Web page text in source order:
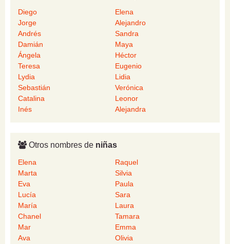
Diego
Elena
Jorge
Alejandro
Andrés
Sandra
Damián
Maya
Ángela
Héctor
Teresa
Eugenio
Lydia
Lidia
Sebastián
Verónica
Catalina
Leonor
Inés
Alejandra
Otros nombres de niñas
Elena
Raquel
Marta
Silvia
Eva
Paula
Lucía
Sara
María
Laura
Chanel
Tamara
Mar
Emma
Ava
Olivia